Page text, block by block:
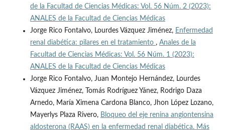
de la Facultad de Ciencias Médicas: Vol. 56 Núm. 2 (2023):
ANALES de la Facultad de Ciencias Médicas
Jorge Rico Fontalvo, Lourdes Vázquez Jiménez, Enfermedad
renal diabética: pilares en el tratamiento , Anales de la
Facultad de Ciencias Médicas: Vol. 56 Núm. 1 (2023):
ANALES de la Facultad de Ciencias Médicas
Jorge Rico Fontalvo, Juan Montejo Hernández, Lourdes
Vázquez Jiménez, Tomás Rodríguez Yánez, Rodrigo Daza
Arnedo, María Ximena Cardona Blanco, Jhon López Lozano,
Mayerlys Plaza Rivero, Bloqueo del eje renina angiontensina
aldosterona (RAAS) en la enfermedad renal diabética. Más